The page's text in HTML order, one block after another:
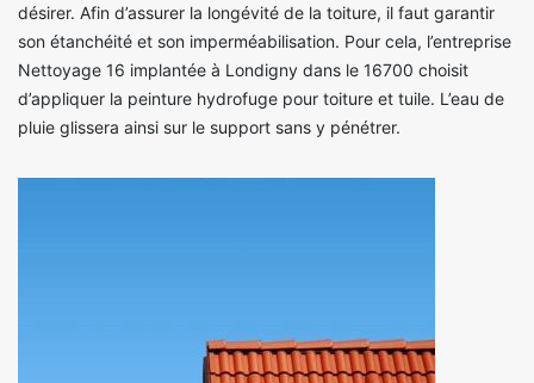
désirer. Afin d’assurer la longévité de la toiture, il faut garantir
son étanchéité et son imperméabilisation. Pour cela, l’entreprise
Nettoyage 16 implantée à Londigny dans le 16700 choisit
d’appliquer la peinture hydrofuge pour toiture et tuile. L’eau de
pluie glissera ainsi sur le support sans y pénétrer.